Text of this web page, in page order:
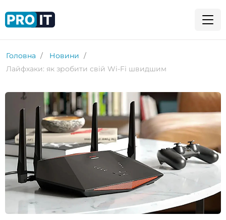
Головна
Новини
Лайфхаки: як зробити свій Wi-Fi швидшим